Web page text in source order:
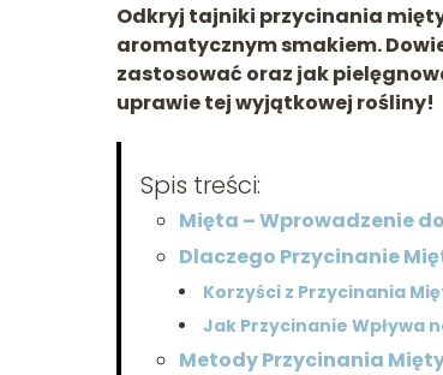
Odkryj tajniki przycinania
aromatycznym smakiem.
zastosować oraz jak
uprawie tej wyjątkowej rośliny!
Spis treści:
Mięta – Wprowadzenie
Dlaczego Przycinanie
Korzyści z Przycinania
Jak Przycinanie Wpływa
Metody Przycinania